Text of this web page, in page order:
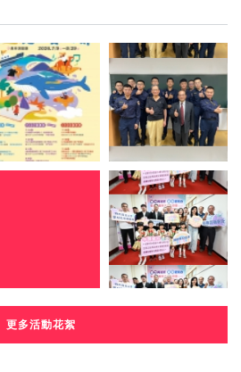
更多活動花絮